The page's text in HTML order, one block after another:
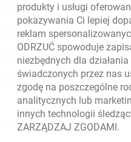
Skontaktuj się ze Specjalistą
O banku
Kursy wymiany walut
Odpowiedzialny biznes
Regulacje zewnętrzne
produkty i usługi
pokazywania Ci lepiej
reklam
ODRZUĆ spowoduje
niezbędnych dla
świadczonych przez nas
zgodę na poszczególne
analitycznych lub
innych technologii
ZARZĄDZAJ ZGODAMI.